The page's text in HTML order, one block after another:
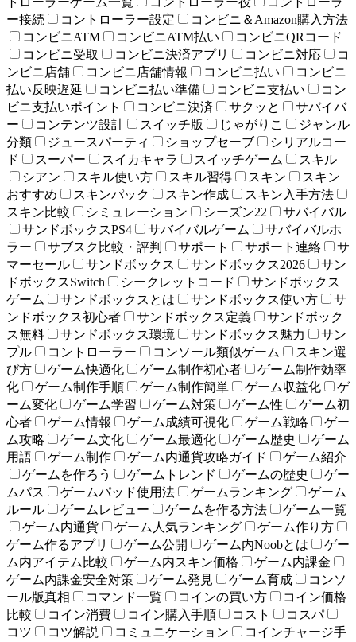
ー接続
コントローラー設定
コンビニ＆Amazon購入方法
コンビニATM
コンビニATM払い
コンビニQRコード
コンビニ受取
コンビニ決済アプリ コンビニ対応
コ
ンビニ店舗
コンビニ店舗情報 コンビニ払い
コンビニ
払い反映遅延
コンビニ払い準備 コンビニ支払い
コン
ビニ支払いポイント
コンビニ決済 サクッと
サバイバ
ー
コンテンツ設計 スイッチ版 じゃがりこ
ジャンル
分類
ジュースパーティ ショップセーブ
シリアルコー
ド
スーパー スイカキャラ スイッチゲーム
スキル
シアン
スキル使い方 スキル習得 スキン
スキン
おすすめ
スキンパック スキン作成
スキン入手方法
スキン比較
シミュレーション シーズン22
サバイバル
サンドボックスPS4
サバイバルゲーム
サバイバルホ
ラー
サブスク比較・評判 サポート サポート連絡
サ
マーセール
サンドボックス サンドボックス2026
サン
ドボックスSwitch
シークレットコード
サンドボックス
ゲーム
サンドボックスとは サンドボックス使い方
サ
ンドボックス初心者
サンドボックス定義
サンドボック
ス無料
サンドボックス環境 サンドボックス魅力
サン
プル
コントローラー コンソール類似ゲーム
スキン選
び方
ゲーム快適化 ゲーム制作初心者
ゲーム制作効率
化
ゲーム制作手順 ゲーム制作簡単 ゲーム収益化
ゲ
ーム変化
ゲーム学習 ゲーム対策 ゲーム性
ゲーム初
心者
ゲーム情報 ゲーム成績可視化 ゲーム戦略
ゲー
ム攻略
ゲーム文化 ゲーム最適化 ゲーム歴史
ゲーム
用語
ゲーム制作 ゲーム内通貨攻略ガイド
ゲーム紹介
ゲームを作ろう
ゲームトレンド ゲームの歴史
ゲー
ムパス
ゲームパッド使用法 ゲームランキング
ゲーム
ルール
ゲームレビュー ゲームを作る方法
ゲーム一覧
ゲーム内通貨
ゲーム人気ランキング
ゲーム作り方
ゲーム作るアプリ
ゲーム公開 ゲーム内Noobとは
ゲー
ム内アイテム比較
ゲーム内スキン価格
ゲーム内課金
ゲーム内課金安全対策
ゲーム発見 ゲーム育成
コンソ
ール版真相
コマンド一覧 コインの買い方
コイン価格
比較
コイン消費 コイン購入手順 コスト
コスパ
コツ
コツ解説 コミュニケーション コインチャージ手